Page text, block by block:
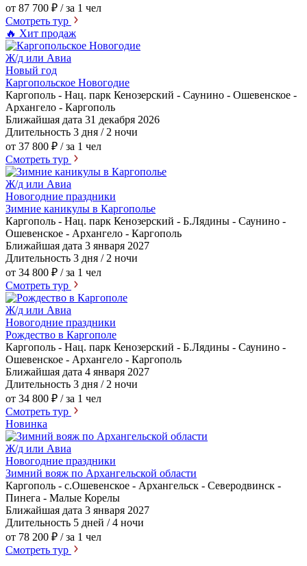
от 87 700 ₽ / за 1 чел
Смотреть тур
🔥 Хит продаж
Ж/д или Авиа
Новый год
Каргопольское Новогодие
Каргополь - Нац. парк Кенозерский - Саунино - Ошевенское -
Архангело - Каргополь
Ближайшая дата 31 декабря 2026
Длительность 3 дня / 2 ночи
от 37 800 ₽ / за 1 чел
Смотреть тур
Ж/д или Авиа
Новогодние праздники
Зимние каникулы в Каргополье
Каргополь - Нац. парк Кенозерский - Б.Лядины - Саунино -
Ошевенское - Архангело - Каргополь
Ближайшая дата 3 января 2027
Длительность 3 дня / 2 ночи
от 34 800 ₽ / за 1 чел
Смотреть тур
Ж/д или Авиа
Новогодние праздники
Рождество в Каргополе
Каргополь - Нац. парк Кенозерский - Б.Лядины - Саунино -
Ошевенское - Архангело - Каргополь
Ближайшая дата 4 января 2027
Длительность 3 дня / 2 ночи
от 34 800 ₽ / за 1 чел
Смотреть тур
Новинка
Ж/д или Авиа
Новогодние праздники
Зимний вояж по Архангельской области
Каргополь - с.Ошевенское - Архангельск - Северодвинск -
Пинега - Малые Корелы
Ближайшая дата 3 января 2027
Длительность 5 дней / 4 ночи
от 78 200 ₽ / за 1 чел
Смотреть тур